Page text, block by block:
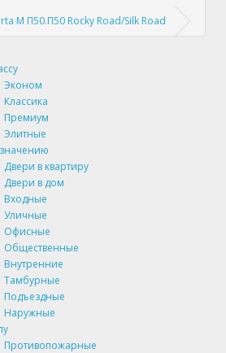
M П50.П50 Rocky Road/Silk Road
Эконом
Классика
Премиум
Элитные
Двери в квартиру
Двери в дом
Входные
Уличные
Офисные
Общественные
Внутренние
Тамбурные
Подъездные
Наружные
Противопожарные